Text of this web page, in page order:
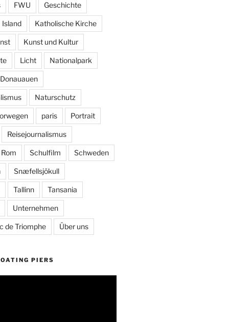
FWU Geschichte
Island Katholische Kirche
Kunst und Kultur
Licht Nationalpark
Naturschutz
paris Portrait
Reisejournalismus
Rom Schulfilm Schweden
Snæfellsjökull
Tallinn Tansania
Unternehmen
de Triomphe Über uns
PIERS